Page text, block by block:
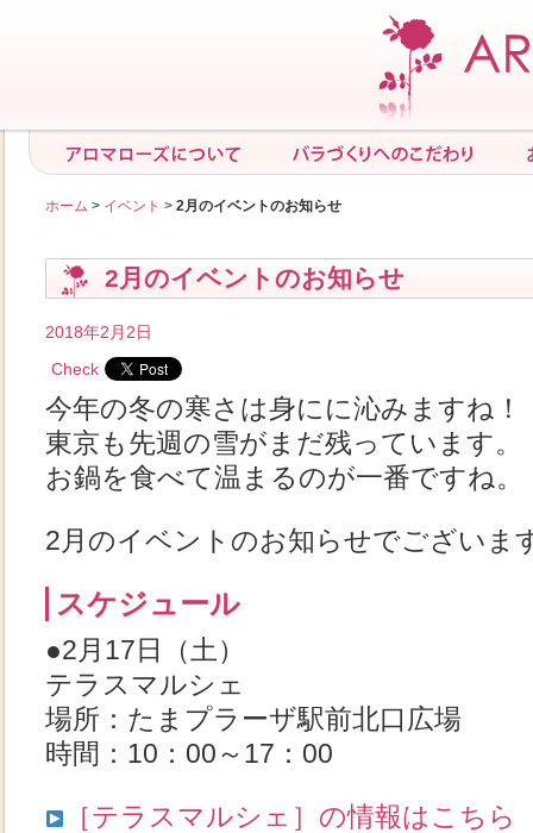
ホーム > イベント > 2月のイベントのお知らせ
2月のイベントのお知らせ
2018年2月2日
Check
今年の冬の寒さは身にに沁みますね！
東京も先週の雪がまだ残っています。
お鍋を食べて温まるのが一番ですね。
2月のイベントのお知らせでございま
スケジュール
●2月17日（土）
テラスマルシェ
場所：たまプラーザ駅前北口広場
時間：10：00～17：00
［テラスマルシェ］の情報はこちら